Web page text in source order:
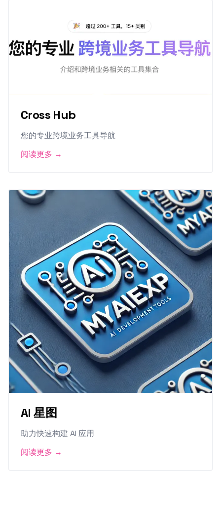
Cross Hub
您的专业跨境业务工具导航
阅读更多 →
AI 星图
助力快速构建 AI 应用
阅读更多 →